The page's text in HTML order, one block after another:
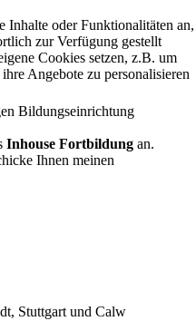
Bildungseinrichtung
Inhouse Fortbildung an.
Ihnen meinen
Stuttgart und Calw
Inhalte oder Funktionalitäten an,
zur Verfügung gestellt
Cookies setzen, z.B. um
Angebote zu personalisieren